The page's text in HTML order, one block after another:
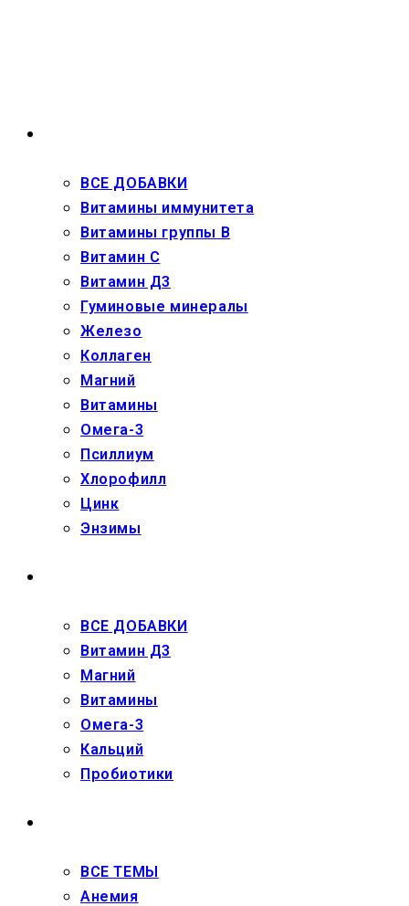
ВСЕ ДОБАВКИ
Витамины иммунитета
Витамины группы В
Витамин С
Витамин Д3
Гуминовые минералы
Железо
Коллаген
Магний
Витамины
Омега-3
Псиллиум
Хлорофилл
Цинк
Энзимы
ВСЕ ДОБАВКИ
Витамин Д3
Магний
Витамины
Омега-3
Кальций
Пробиотики
ВСЕ ТЕМЫ
Анемия